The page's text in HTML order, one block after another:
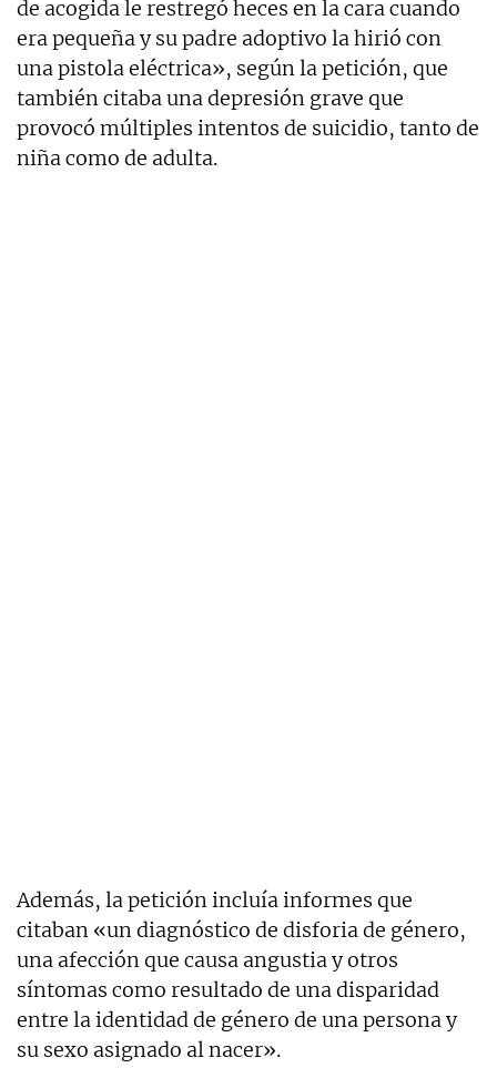
de acogida le restregó heces en la cara cuando
era pequeña y su padre adoptivo la hirió con
una pistola eléctrica», según la petición, que
también citaba una depresión grave que
provocó múltiples intentos de suicidio, tanto de
niña como de adulta.
Además, la petición incluía informes que
citaban «un diagnóstico de disforia de género,
una afección que causa angustia y otros
síntomas como resultado de una disparidad
entre la identidad de género de una persona y
su sexo asignado al nacer».